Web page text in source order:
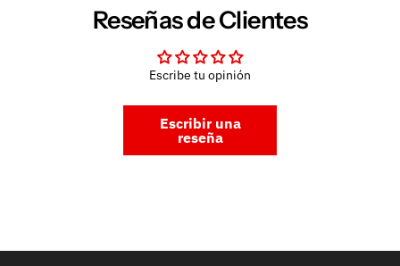
Reseñas de Clientes
Escribe tu opinión
Escribir una
reseña